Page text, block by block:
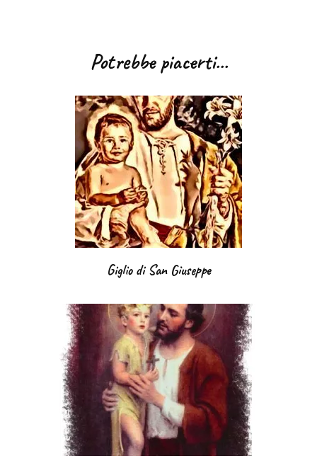
articoliPotrebbe piacerti...
Giglio di San Giuseppe